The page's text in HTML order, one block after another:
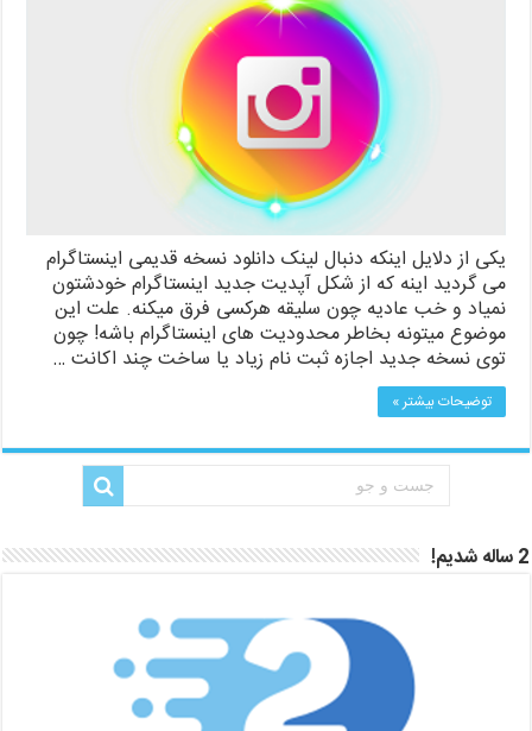
یکی از دلایل اینکه دنبال لینک دانلود نسخه قدیمی اینستاگرام
می گردید اینه که از شکل آپدیت جدید اینستاگرام خودشتون
نمیاد و خب عادیه چون سلیقه هرکسی فرق میکنه. علت این
موضوع میتونه بخاطر محدودیت های اینستاگرام باشه! چون
توی نسخه جدید اجازه ثبت نام زیاد یا ساخت چند اکانت …
توضیحات بیشتر »
2 ساله شدیم!